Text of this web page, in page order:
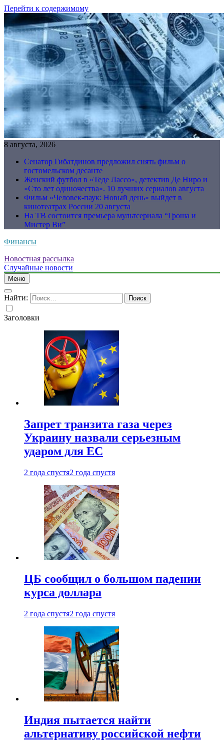
Перейти к содержимому
8 августа, 2026
Сенатор Гибатдинов предложил снять фильм о
гостомельском десанте
Женский футбол в «Теде Лассо», детектив Де Ниро и
«Сто лет одиночества». 10 лучших сериалов августа
Фильм «Человек-паук: Новый день» выйдет в
кинотеатрах России 20 августа
На ТВ состоится премьера мультсериала “Гроша и
Мистер Ви”
Финансы
Новостная рассылка
Случайные новости
Меню
Найти:
Заголовки
Запрет транзита газа через
Украину назвали серьезным
ударом для ЕС
2 года спустя2 года спустя
ЦБ сообщил о большом падении
курса доллара
2 года спустя2 года спустя
Индия пытается найти
альтернативу российской нефти